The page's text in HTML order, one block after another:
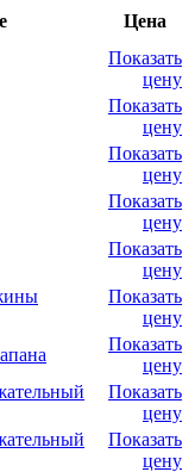
Цена
Показать
цену
Показать
цену
Показать
цену
Показать
цену
Показать
цену
Показать
цену
Показать
цену
Показать
цену
Показать
цену